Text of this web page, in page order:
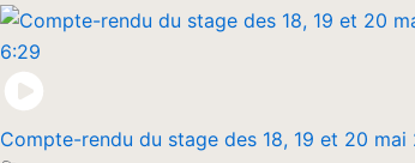
6:29
Compte-rendu du stage des 18, 19 et 20 mai